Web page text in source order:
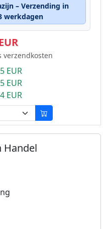
– Verzending in
werkdagen
verzendkosten
EUR
EUR
EUR
Handel